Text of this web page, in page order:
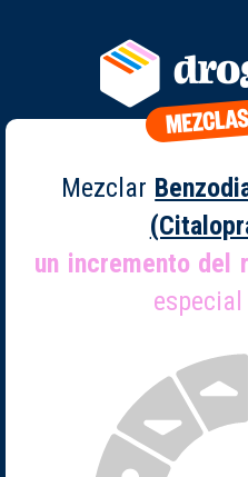
Mezclar
un incremento del